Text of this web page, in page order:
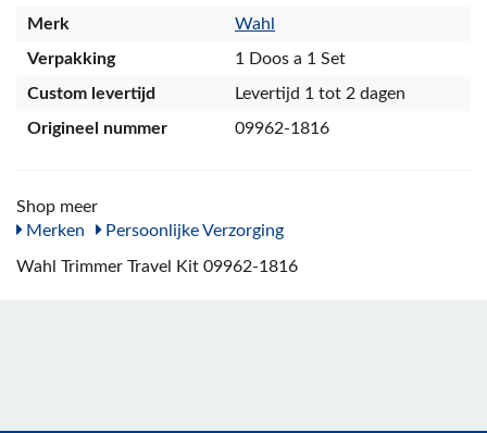
Merk
Wahl
Verpakking
1 Doos a 1 Set
Custom levertijd
Levertijd 1 tot 2 dagen
Origineel nummer
09962-1816
Shop meer
Merken
Persoonlijke Verzorging
Wahl Trimmer Travel Kit 09962-1816